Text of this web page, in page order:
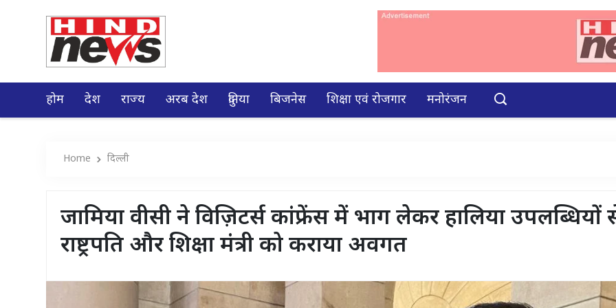
होम देश राज्य अरब देश दुनिया बिजनेस शिक्षा एवं रोजगार मनोरंजन
Home दिल्ली
जामिया वीसी ने विज़िटर्स कांफ्रेंस में भाग लेकर हालिया उपलब्धियों
राष्ट्रपति और शिक्षा मंत्री को कराया अवगत